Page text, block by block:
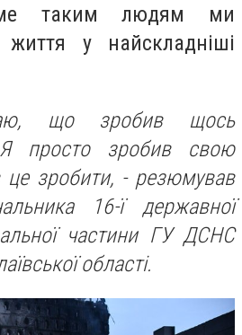
таким людям ми
життя у найскладніші
що зробив щось
Я просто зробив свою
зробити, - резюмував
16-ї державної
частини ГУ ДСНС
області.